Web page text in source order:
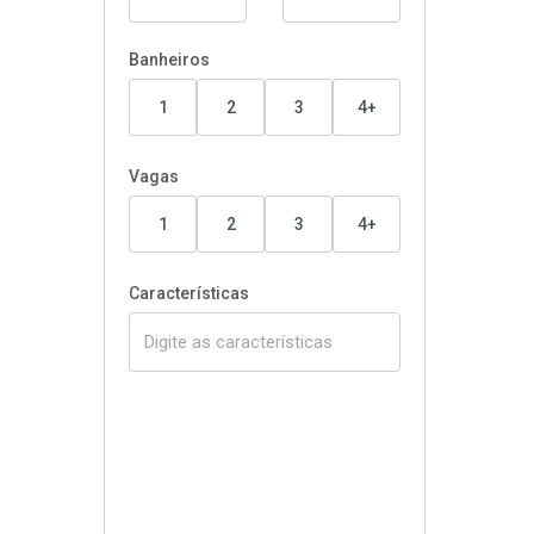
Banheiros
1 2 3 4+
Vagas
1 2 3 4+
Características